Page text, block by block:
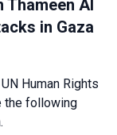
Thameen Al
in Gaza
Human Rights
the following